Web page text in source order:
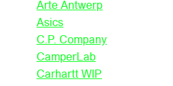
Arte Antwerp
Asics
C.P. Company
CamperLab
Carhartt WIP